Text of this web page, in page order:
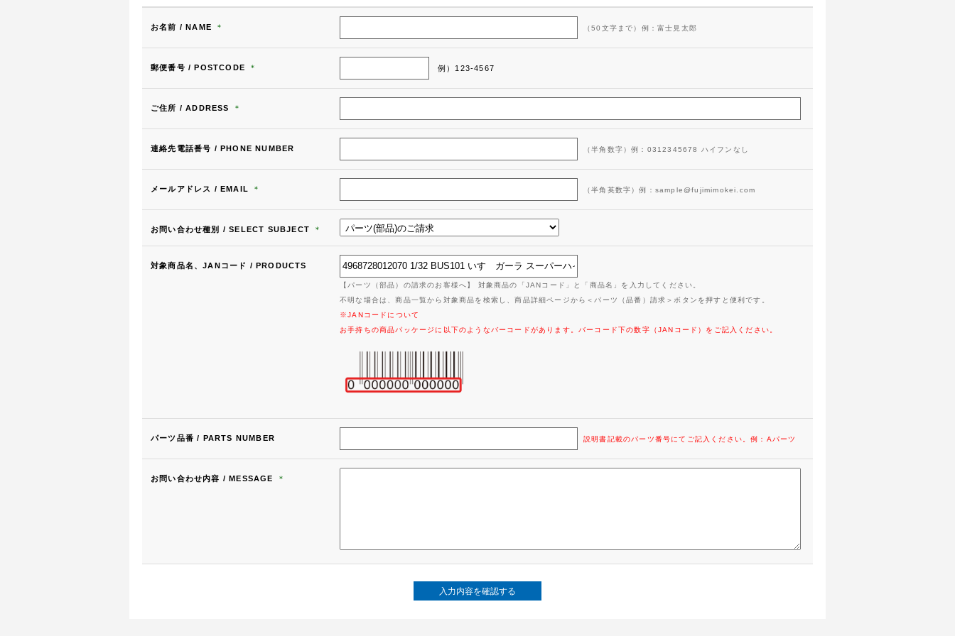
お名前 / NAME ＊ （50文字まで）例：富士見太郎
郵便番号 / POSTCODE ＊ 例）123-4567
ご住所 / ADDRESS ＊
連絡先電話番号 / PHONE NUMBER （半角数字）例：0312345678 ハイフンなし
メールアドレス / EMAIL ＊ （半角英数字）例：sample@fujimimokei.com
お問い合わせ種別 / SELECT SUBJECT ＊
対象商品名、JANコード / PRODUCTS
【パーツ（部品）の請求のお客様へ】 対象商品の「JANコード」と「商品名」を入力してください。
不明な場合は、商品一覧から対象商品を検索し、商品詳細ページから＜パーツ（品番）請求＞ボタンを押すと便利です。
※JANコードについて
お手持ちの商品パッケージに以下のようなバーコードがあります。バーコード下の数字（JANコード）をご記入ください。
パーツ品番 / PARTS NUMBER 説明書記載のパーツ番号にてご記入ください。例：Aパーツ
お問い合わせ内容 / MESSAGE ＊
入力内容を確認する